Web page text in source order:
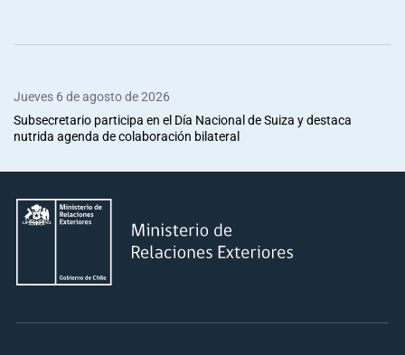
Jueves 6 de agosto de 2026
Subsecretario participa en el Día Nacional de Suiza y destaca
nutrida agenda de colaboración bilateral